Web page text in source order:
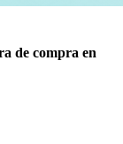
de compra en